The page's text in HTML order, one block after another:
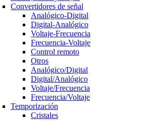
Convertidores de señal
Analógico-Digital
Digital-Analógico
Voltaje-Frecuencia
Frecuencia-Voltaje
Control remoto
Otros
Analógico/Digital
Digital/Analógico
Voltaje/Frecuencia
Frecuencia/Voltaje
Temporización
Cristales